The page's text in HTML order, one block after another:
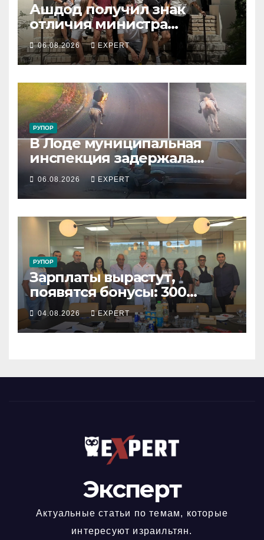
Ашдод получил знак
отличия министра
обороны за поддержку
резервистов
06.08.2026 EXPERT
РУПОР
В Лоде муниципальная
инспекция задержала
подростка, устроившего
опасную скачку на лошади
по улицам города
06.08.2026 EXPERT
РУПОР
Зарплаты вырастут,
появятся бонусы: 300
сотрудников «Штраус»
получили новый
коллективный договор
04.08.2026 EXPERT
Эксперт
Актуальные статьи по темам, которые
интересуют израильтян.